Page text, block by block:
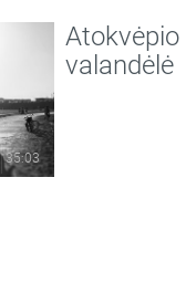
literatūros
Paplauskienė.
35:03
Atokvėpio
valandėlė